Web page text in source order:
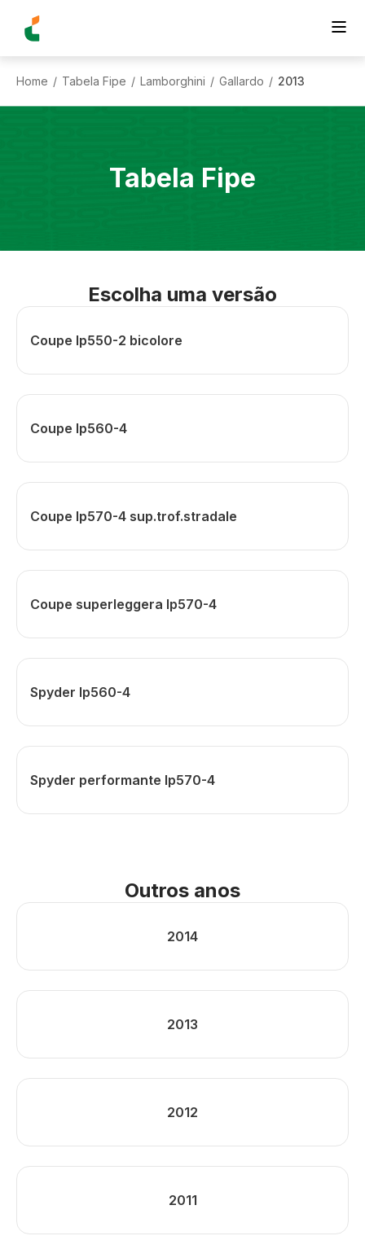
Home / Tabela Fipe / Lamborghini / Gallardo / 2013
Tabela Fipe
Escolha uma versão
Coupe lp550-2 bicolore
Coupe lp560-4
Coupe lp570-4 sup.trof.stradale
Coupe superleggera lp570-4
Spyder lp560-4
Spyder performante lp570-4
Outros anos
2014
2013
2012
2011